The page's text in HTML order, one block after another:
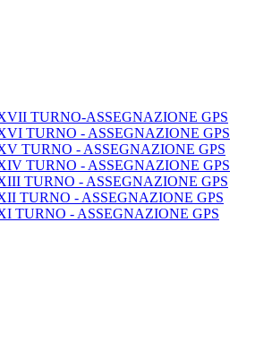
TURNO-ASSEGNAZIONE GPS
TURNO - ASSEGNAZIONE GPS
TURNO - ASSEGNAZIONE GPS
TURNO - ASSEGNAZIONE GPS
TURNO - ASSEGNAZIONE GPS
TURNO - ASSEGNAZIONE GPS
TURNO - ASSEGNAZIONE GPS